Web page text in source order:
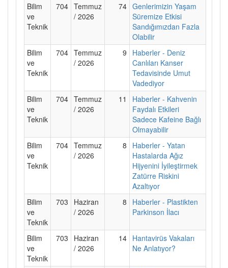
Bilim
ve
Teknik
704 Temmuz
/ 2026
74 Genlerimizin Yaşam
Süremize Etkisi
Sandığımızdan Fazla
Olabilir
Bilim
ve
Teknik
704 Temmuz
/ 2026
9
Haberler - Deniz
Canlıları Kanser
Tedavisinde Umut
Vadediyor
Bilim
ve
Teknik
704 Temmuz
/ 2026
11
Haberler - Kahvenin
Faydalı Etkileri
Sadece Kafeine Bağlı
Olmayabilir
Bilim
ve
Teknik
704 Temmuz
/ 2026
8
Haberler - Yatan
Hastalarda Ağız
Hijyenini İyileştirmek
Zatürre Riskini
Azaltıyor
Bilim
ve
Teknik
703
Haziran
/ 2026
8
Haberler - Plastikten
Parkinson İlacı
Bilim
ve
Teknik
703
Haziran
/ 2026
14 Hantavirüs Vakaları
Ne Anlatıyor?